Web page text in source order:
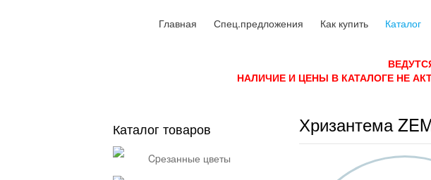
Главная Спец.предложения Как купить Каталог
НАЛИЧИЕ И ЦЕНЫ В КАТАЛОГЕ НЕ
Каталог товаров
cpезанные цветы
Хризантема